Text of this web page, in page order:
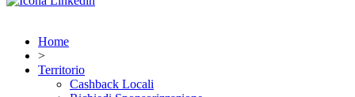
Home
>
Territorio
Cashback Locali